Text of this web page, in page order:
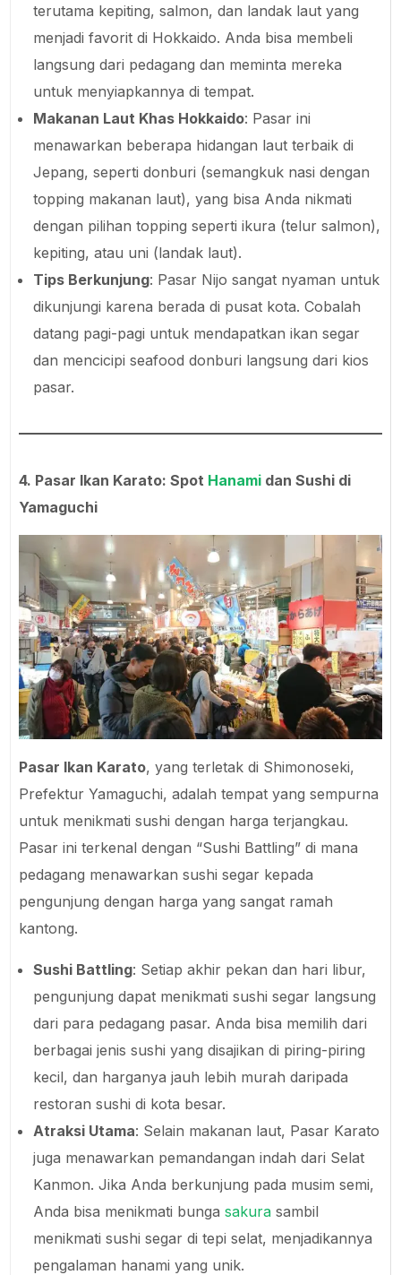
terutama kepiting, salmon, dan landak laut yang
menjadi favorit di Hokkaido. Anda bisa membeli
langsung dari pedagang dan meminta mereka
untuk menyiapkannya di tempat.
Makanan Laut Khas Hokkaido: Pasar ini
menawarkan beberapa hidangan laut terbaik di
Jepang, seperti donburi (semangkuk nasi dengan
topping makanan laut), yang bisa Anda nikmati
dengan pilihan topping seperti ikura (telur salmon),
kepiting, atau uni (landak laut).
Tips Berkunjung: Pasar Nijo sangat nyaman untuk
dikunjungi karena berada di pusat kota. Cobalah
datang pagi-pagi untuk mendapatkan ikan segar
dan mencicipi seafood donburi langsung dari kios
pasar.
4. Pasar Ikan Karato: Spot Hanami dan Sushi di
Yamaguchi
Pasar Ikan Karato, yang terletak di Shimonoseki,
Prefektur Yamaguchi, adalah tempat yang sempurna
untuk menikmati sushi dengan harga terjangkau.
Pasar ini terkenal dengan “Sushi Battling” di mana
pedagang menawarkan sushi segar kepada
pengunjung dengan harga yang sangat ramah
kantong.
Sushi Battling: Setiap akhir pekan dan hari libur,
pengunjung dapat menikmati sushi segar langsung
dari para pedagang pasar. Anda bisa memilih dari
berbagai jenis sushi yang disajikan di piring-piring
kecil, dan harganya jauh lebih murah daripada
restoran sushi di kota besar.
Atraksi Utama: Selain makanan laut, Pasar Karato
juga menawarkan pemandangan indah dari Selat
Kanmon. Jika Anda berkunjung pada musim semi,
Anda bisa menikmati bungasakura sambil
menikmati sushi segar di tepi selat, menjadikannya
pengalaman hanami yang unik.